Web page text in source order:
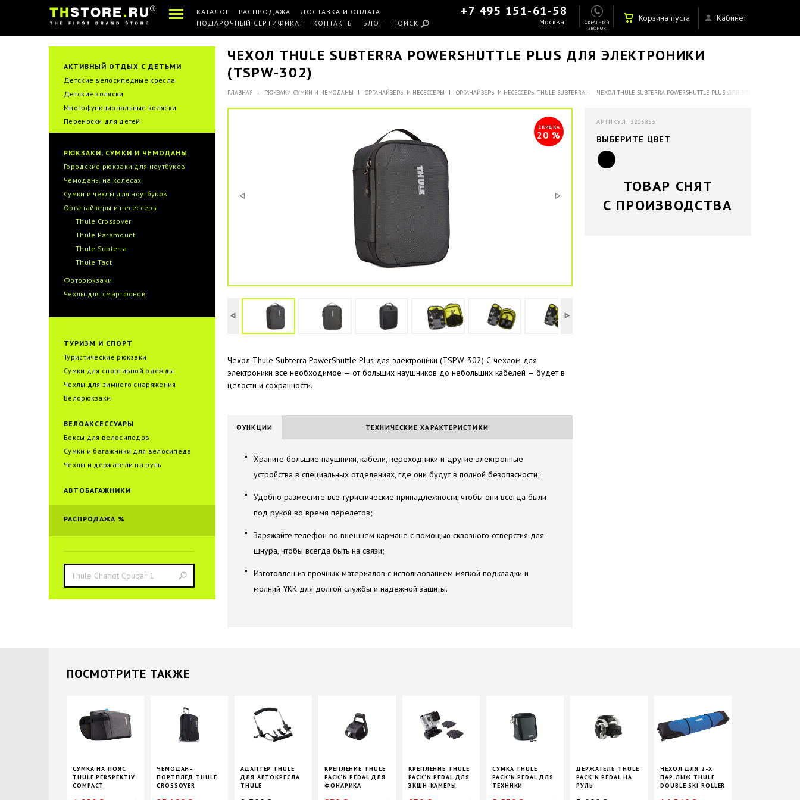
КАТАЛОГ РАСПРОДАЖА
ДОСТАВКА И ОПЛАТА
ПОДАРОЧНЫЙ СЕРТИФИКАТ
КОНТАКТЫ БЛОГ ПОИСК
+7 495 151-61-58
Москва
ОБРАТНЫЙ
ЗВОНОК
Кабинет
Корзина пуста
АКТИВНЫЙ ОТДЫХ С ДЕТЬМИ
Детские велосипедные кресла
Детские коляски
Многофункциональные коляски
Переноски для детей
РЮКЗАКИ, СУМКИ И ЧЕМОДАНЫ
Городские рюкзаки для ноутбуков
Чемоданы на колесах
Сумки и чехлы для ноутбуков
Органайзеры и несессеры
Thule Crossover
Thule Paramount
Thule Subterra
Thule Tact
Фоторюкзаки
Чехлы для смартфонов
ТУРИЗМ И СПОРТ
Туристические рюкзаки
Сумки для спортивной одежды
Чехлы для зимнего снаряжения
Велорюкзаки
ВЕЛОАКСЕССУАРЫ
Боксы для велосипедов
Сумки и багажники для велоcипеда
Чехлы и держатели на руль
АВТОБАГАЖНИКИ
РАСПРОДАЖА %
ЧЕХОЛ THULE SUBTERRA POWERSHUTTLE PLUS ДЛЯ ЭЛЕКТРОНИКИ
(TSPW-302)
ГЛАВНАЯ РЮКЗАКИ, СУМКИ И ЧЕМОДАНЫ ОРГАНАЙЗЕРЫ И НЕСЕССЕРЫ ОРГАНАЙЗЕРЫ И НЕСЕССЕРЫ THULE SUBTERRA ЧЕХОЛ THULE SUBTERRA POWERSHUTTLE PLUS ДЛЯ ЭЛЕКТРОНИКИ
СКИДКА
20 %
Чехол Thule Subterra PowerShuttle Plus для электроники (TSPW-302) С чехлом для
электроники все необходимое — от больших наушников до небольших кабелей — будет в
целости и сохранности.
ФУНКЦИИ ТЕХНИЧЕСКИЕ ХАРАКТЕРИСТИКИ
Храните большие наушники, кабели, переходники и другие электронные
устройства в специальных отделениях, где они будут в полной безопасности;
Удобно разместите все туристические принадлежности, чтобы они всегда были
под рукой во время перелетов;
Заряжайте телефон во внешнем кармане с помощью сквозного отверстия для
шнура, чтобы всегда быть на связи;
Изготовлен из прочных материалов с использованием мягкой подкладки и
молний YKK для долгой службы и надежной защиты.
АРТИКУЛ: 3203853
ВЫБЕРИТЕ ЦВЕТ
ТОВАР СНЯТ
С ПРОИЗВОДСТВА
ПОCМОТРИТЕ ТАКЖЕ
СУМКА НА ПОЯС
THULE PERSPEKTIV
COMPACT
ЧЕМОДАН–
ПОРТПЛЕД THULE
CROSSOVER
АДАПТЕР THULE
ДЛЯ АВТОКРЕСЛА
THULE
КРЕПЛЕНИЕ THULE
PACK'N PEDAL ДЛЯ
ФОНАРИКА
КРЕПЛЕНИЕ THULE
PACK'N PEDAL ДЛЯ
ЭКШН-КАМЕРЫ
СУМКА THULE
PACK'N PEDAL ДЛЯ
ТЕХНИКИ
ДЕРЖАТЕЛЬ THULE
PACK'N PEDAL НА
РУЛЬ
ЧЕХОЛ ДЛЯ 2-Х
ПАР ЛЫЖ THULE
DOUBLE SKI ROLLER